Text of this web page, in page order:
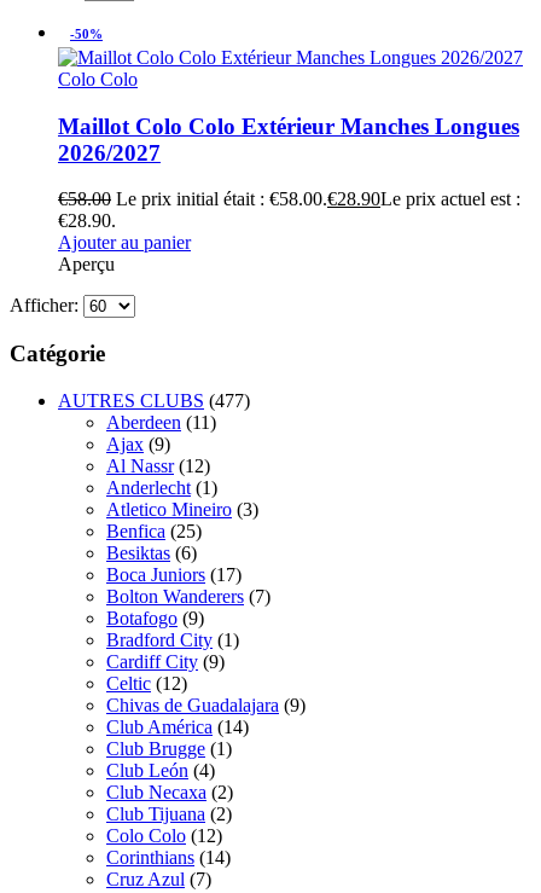
-50%
Colo Colo
Maillot Colo Colo Extérieur Manches Longues
2026/2027
€58.00 Le prix initial était : €58.00.€28.90Le prix actuel est :
€28.90.
Ajouter au panier
Aperçu
Afficher:
Catégorie
AUTRES CLUBS (477)
Aberdeen (11)
Ajax (9)
Al Nassr (12)
Anderlecht (1)
Atletico Mineiro (3)
Benfica (25)
Besiktas (6)
Boca Juniors (17)
Bolton Wanderers (7)
Botafogo (9)
Bradford City (1)
Cardiff City (9)
Celtic (12)
Chivas de Guadalajara (9)
Club América (14)
Club Brugge (1)
Club León (4)
Club Necaxa (2)
Club Tijuana (2)
Colo Colo (12)
Corinthians (14)
Cruz Azul (7)